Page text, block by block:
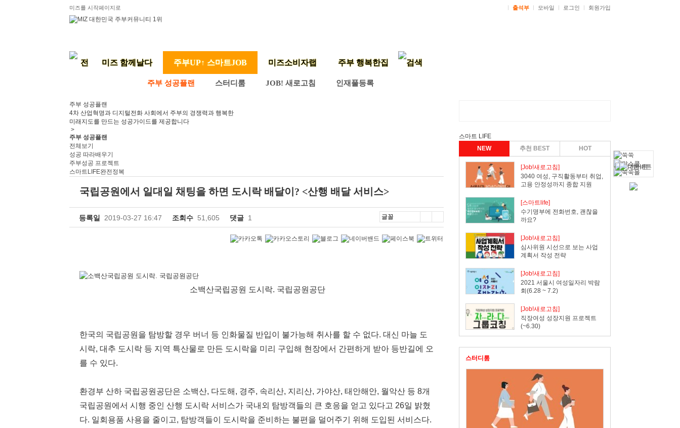
미즈를 시작페이지로 출석부 모바일 로그인 회원가입
미즈 함께날다 주부UP↑ 스마트JOB 미즈소비자랩 주부 행복한집
주부 성공플랜 스터디룸 JOB! 새로고침 인재풀등록
주부 성공플랜
4차 산업혁명과 디지털전화 사회에서 주부의 경쟁력과 행복한
미래지도를 만드는 성공가이드를 제공합니다
>
주부 성공플랜
전체보기
성공 따라배우기
주부성공 프로젝트
스마트LIFE완전정복
국립공원에서 일대일 채팅을 하면 도시락 배달이? <산행 배달 서비스>
등록일 2019-03-27 16:47 조회수 51,605 댓글 1
소백산국립공원 도시락. 국립공원공단
한국의 국립공원을 탐방할 경우 버너 등 인화물질 반입이 불가능해 취사를 할 수 없다. 대신 마늘 도
시락, 대추 도시락 등 지역 특산물로 만든 도시락을 미리 구입해 현장에서 간편하게 받아 등반길에 오
를 수 있다.
환경부 산하 국립공원공단은 소백산, 다도해, 경주, 속리산, 지리산, 가야산, 태안해안, 월악산 등 8개
국립공원에서 시행 중인 산행 도시락 서비스가 국내외 탐방객들의 큰 호응을 얻고 있다고 26일 밝혔
다. 일회용품 사용을 줄이고, 탐방객들이 도시락을 준비하는 불편을 덜어주기 위해 도입된 서비스다.
스마트 LIFE
NEW
추천 BEST HOT
[Job!새로고침]
3040 여성, 구직활동부터 취업,
고용 안정성까지 종합 지원
[스마트life]
수기명부에 전화번호, 괜찮을
까요?
[Job!새로고침]
심사위원 시선으로 보는 사업
계획서 작성 전략
[Job!새로고침]
2021 서울시 여성일자리 박람
회(6.28 ~ 7.2)
[Job!새로고침]
직장여성 성장지원 프로젝트
(~6.30)
스터디룸